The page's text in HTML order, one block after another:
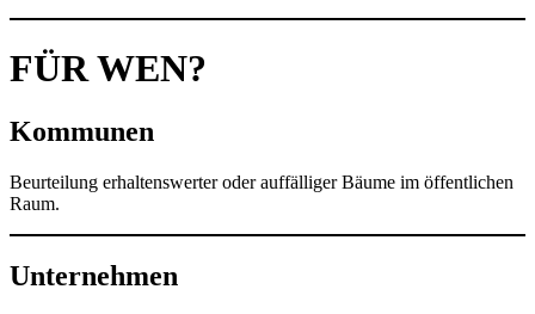
FÜR WEN?
Kommunen
Beurteilung erhaltenswerter oder auffälliger Bäume im öffentlichen
Raum.
Unternehmen